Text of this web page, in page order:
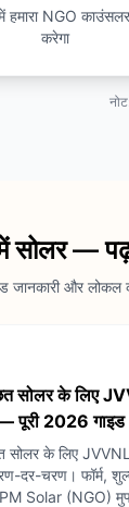
हमारा NGO
करेगा
में सोलर —
जानकारी और
सोलर के लिए
पूरी 2026 गाइड
सोलर के लिए
दर-चरण। फॉर्म,
Solar (NGO) मुफ्त